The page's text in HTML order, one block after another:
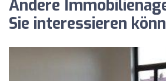
Andere
Sie interessieren